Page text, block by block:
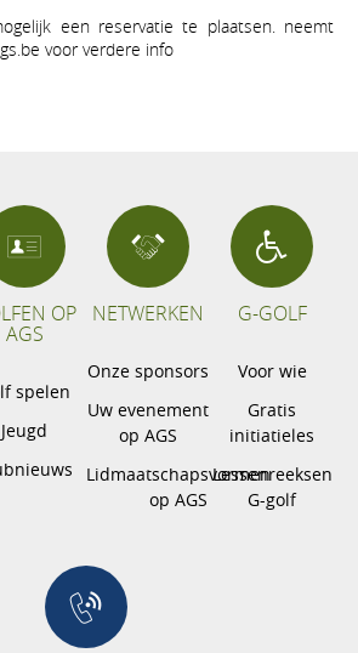
een reservatie te plaatsen. neemt
voor verdere info
OP
AGS
spelen
Jeugd
NETWERKEN
Onze sponsors
Uw evenement
op AGS
Lidmaatschapsvormen
op AGS
G-GOLF
Voor wie
Gratis
initiatieles
Lessenreeksen
G-golf